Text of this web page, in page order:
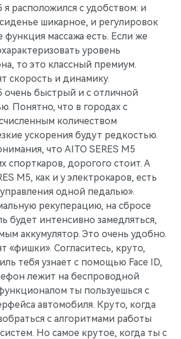
кроссовер
кроссовер
я расположился с удобством: и
шикарное, и регулировок
функция массажа есть. Если же
уровень
то это классный премиум.
скорость и динамику.
очень быстрый и с отличной
Понятно, что в городах с
количеством
ускорения будут редкостью.
что AITO SERES M5
спорткаров, дорогого стоит. А
M5, как и у электрокаров, есть
одной педалью».
рекуперацию, на сбросе
будет интенсивно замедляться,
аккумулятор. Это очень удобно.
«фишки». Согласитесь, круто,
тебя узнает с помощью Face ID,
лежит на беспроводной
ты пользуешься с
автомобиля. Круто, когда
с алгоритмами работы
Но самое крутое, когда ты с